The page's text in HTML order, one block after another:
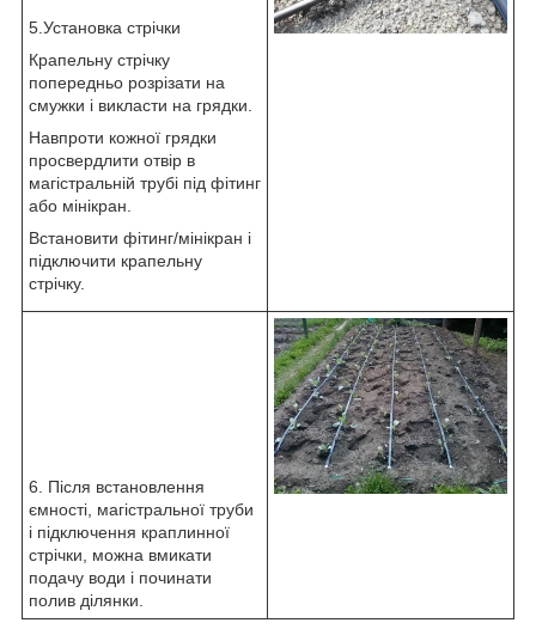
5.Установка стрічки
Крапельну стрічку
попередньо розрізати на
смужки і викласти на грядки.
Навпроти кожної грядки
просвердлити отвір в
магістральній трубі під фітинг
або мінікран.
Встановити фітинг/мінікран і
підключити крапельну
стрічку.
6. Після встановлення
ємності, магістральної труби
і підключення краплинної
стрічки, можна вмикати
подачу води і починати
полив ділянки.